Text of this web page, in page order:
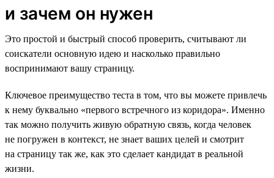
и зачем он нужен
Это простой и быстрый способ проверить, считывают ли
соискатели основную идею и насколько правильно
воспринимают вашу страницу.
Ключевое преимущество теста в том, что вы можете привлечь
к нему буквально «первого встречного из коридора». Именно
так можно получить живую обратную связь, когда человек
не погружен в контекст, не знает ваших целей и смотрит
на страницу так же, как это сделает кандидат в реальной
жизни.